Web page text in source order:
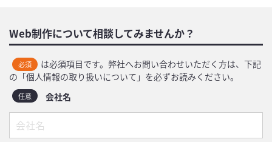
Web制作について相談してみませんか？
必須
は必須項目です。弊社へお問い合わせいただく方は、下記
の「個人情報の取り扱いについて」を必ずお読みください。
会社名
任意